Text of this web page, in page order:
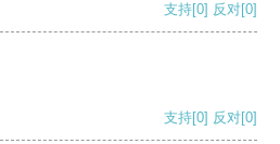
支持[0] 反对[0]
支持[0] 反对[0]